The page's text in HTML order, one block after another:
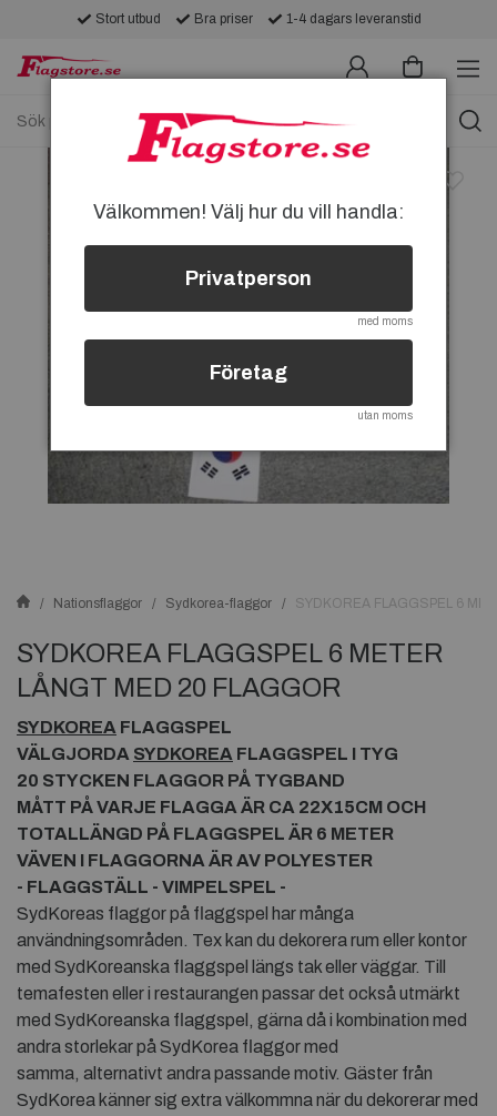
Stort utbud Bra priser 1-4 dagars leveranstid
Nationsflaggor Sydkorea-flaggor SYDKOREA FLAGGSPEL 6
SYDKOREA FLAGGSPEL 6 METER
LÅNGT MED 20 FLAGGOR
SYDKOREA FLAGGSPEL
VÄLGJORDA SYDKOREA FLAGGSPEL I TYG
20 STYCKEN FLAGGOR PÅ TYGBAND
MÅTT PÅ VARJE FLAGGA ÄR CA 22X15CM OCH
TOTALLÄNGD PÅ FLAGGSPEL ÄR 6 METER
VÄVEN I FLAGGORNA ÄR AV POLYESTER
- FLAGGSTÄLL - VIMPELSPEL -
SydKoreas flaggor på flaggspel har många
användningsområden. Tex kan du dekorera rum eller kontor
med SydKoreanska flaggspel längs tak eller väggar. Till
temafesten eller i restaurangen passar det också utmärkt
med SydKoreanska flaggspel, gärna då i kombination med
andra storlekar på SydKorea flaggor med
samma, alternativt andra passande motiv. Gäster från
SydKorea känner sig extra välkommna när du dekorerar med
Välkommen! Välj hur du vill handla:
Privatperson
med moms
Företag
utan moms